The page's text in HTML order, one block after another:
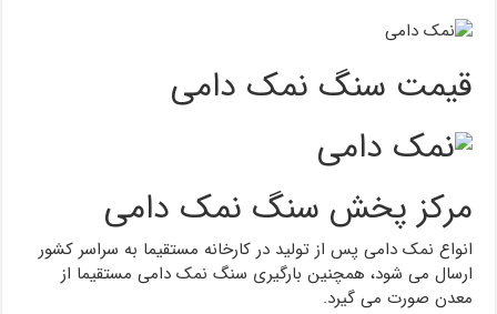
قیمت سنگ نمک دامی
مرکز پخش سنگ نمک دامی
انواع نمک دامی پس از تولید در کارخانه مستقیما به سراسر کشور
ارسال می شود، همچنین بارگیری سنگ نمک دامی مستقیما از
معدن صورت می گیرد.